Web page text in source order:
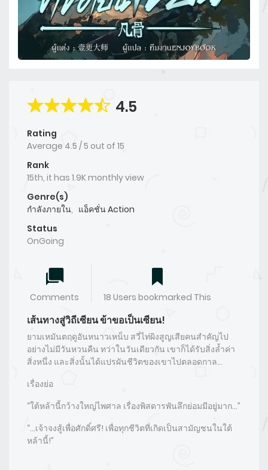
4.5
Rating
Average 4.5 /5 out of 15
Rank
15th, it has 1.9K monthly view
Genre(s)
กำลังภายใน, แอ็คชั่น Action
Status
OnGoing
Comments 18 Users bookmarked This
เส้นทางสู่วิถีเซียน ข้าขอเป็นเซียน!
ยามเหมันตฤดูอันหนาวเหน็บ สวี่ไท่ผิงสูญเสียคนสำคัญไป
อย่างไม่มีวันหวนคืน ทว่าในวันเดียวกัน เขาก็ได้รับสิ่งล้ำค่า
สิ่งหนึ่ง และสิ่งนั้นได้แปรผันชีวิตของเขาไปตลอดกาล…
เรื่องย่อ
“ใต้หล้านี้กว้างใหญ่ไพศาล เรื่องพิสดารพันลึกย่อมมีอยู่มาก…”
“…เจ้าจงสู้เพื่อศักดิ์ศรี! เพื่อทุกชีวิตที่เกิดเป็นสามัญชนในใต้
หล้านี้!”